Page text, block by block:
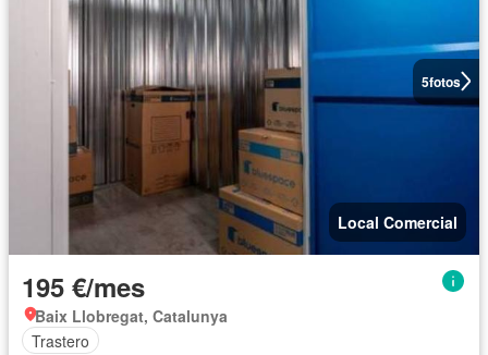
5fotos
Local Comercial
195 €/mes
Baix Llobregat, Catalunya
Trastero